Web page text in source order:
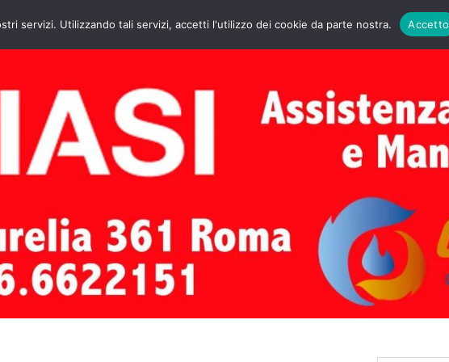
HOME CONTATTI ASSISTENZA CALDAIE BIASI
servizi. Utilizzando tali servizi, accetti l'utilizzo dei cookie da parte nostra. Accetto